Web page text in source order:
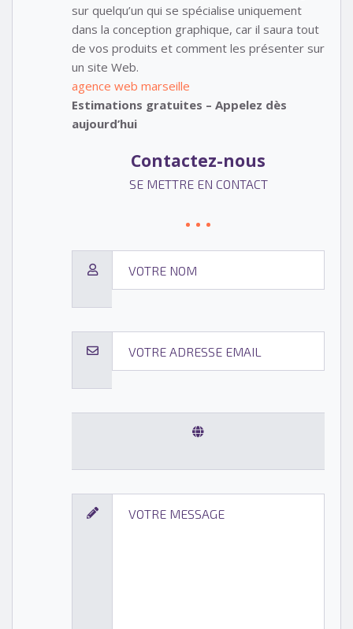
sur quelqu’un qui se spécialise uniquement
dans la conception graphique, car il saura tout
de vos produits et comment les présenter sur
un site Web.
agence web marseille
Estimations gratuites – Appelez dès
aujourd’hui
Contactez-nous
SE METTRE EN CONTACT